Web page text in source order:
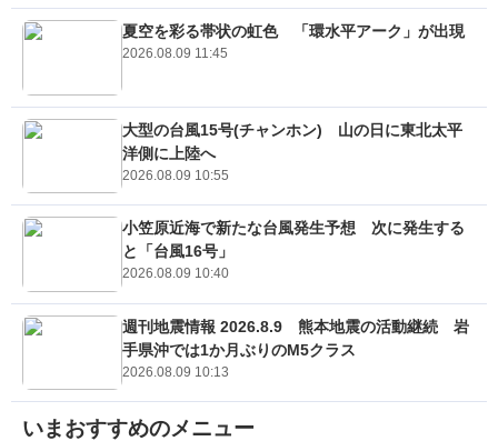
夏空を彩る帯状の虹色 「環水平アーク」が出現
2026.08.09 11:45
大型の台風15号(チャンホン) 山の日に東北太平
洋側に上陸へ
2026.08.09 10:55
小笠原近海で新たな台風発生予想 次に発生する
と「台風16号」
2026.08.09 10:40
週刊地震情報 2026.8.9 熊本地震の活動継続 岩
手県沖では1か月ぶりのM5クラス
2026.08.09 10:13
いまおすすめのメニュー